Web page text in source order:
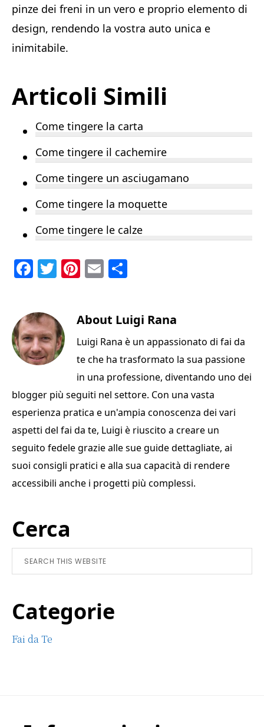
pinze dei freni in un vero e proprio elemento di
design, rendendo la vostra auto unica e
inimitabile.
Articoli Simili
Come tingere la carta
Come tingere il cachemire
Come tingere un asciugamano
Come tingere la moquette
Come tingere le calze
F
c
e
b
o
k
T
te
r
Pi
re
st
E
l di
vi
di
About Luigi Rana
Luigi Rana è un appassionato di fai da
te che ha trasformato la sua passione
in una professione, diventando uno dei
blogger più seguiti nel settore. Con una vasta
esperienza pratica e un'ampia conoscenza dei vari
aspetti del fai da te, Luigi è riuscito a creare un
seguito fedele grazie alle sue guide dettagliate, ai
suoi consigli pratici e alla sua capacità di rendere
accessibili anche i progetti più complessi.
Primary
Sidebar
Cerca
Search
this
Categorie
Fai da Te